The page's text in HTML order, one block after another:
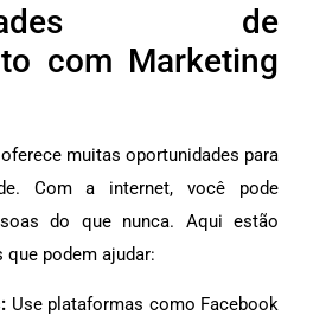
de
com Marketing
oferece muitas oportunidades para
Com a internet, você pode
do que nunca. Aqui estão
podem ajudar:
Use plataformas como Facebook